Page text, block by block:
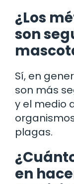
¿Los
son
Sí, en
son más
y el medio
plagas.
en